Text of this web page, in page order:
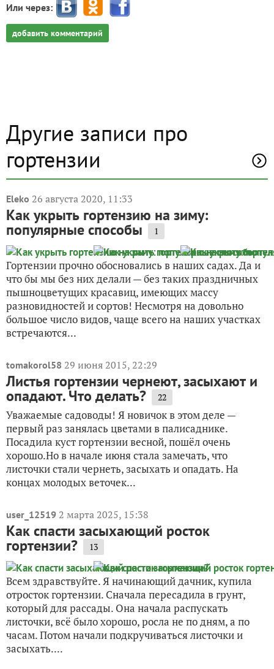
Или через:
добавить комментарий
Другие записи про
гортензии
Eleko 26 августа 2020, 11:33
Как укрыть гортензию на зиму:
популярные способы 1
Гортензии прочно обосновались в наших садах. Да и
что бы мы без них делали — без таких праздничных
пышноцветущих красавиц, имеющих массу
разновидностей и сортов! Несмотря на довольно
большое число видов, чаще всего на наших участках
встречаются...
tomakorol58 29 июня 2015, 22:29
Листья гортензии чернеют, засыхают и
опадают. Что делать? 22
Уважаемые садоводы! Я новичок в этом деле —
первый раз занялась цветами в палисаднике.
Посадила куст гортензии весной, пошёл очень
хорошо.Но в начале июня стала замечать, что
листочки стали чернеть, засыхать и опадать. На
концах молодых веточек...
user_12519 2 марта 2025, 15:38
Как спасти засыхающий росток
гортензии? 13
Всем здравствуйте. Я начинающий дачник, купила
отросток гортензии. Сначала пересадила в грунт,
который для рассады. Она начала распускать
листочки, всё было хорошо, росла не по дням, а по
часам. Потом начали подкручиваться листочки и
засыхать....